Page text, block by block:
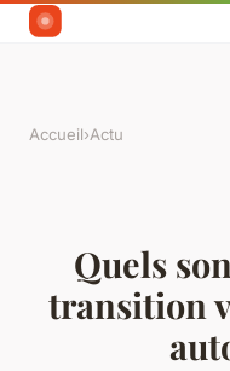
Accueil›Actu
Quels
transition